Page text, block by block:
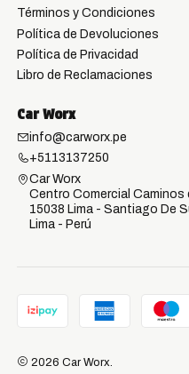
Términos y Condiciones
Política de Devoluciones
Política de Privacidad
Libro de Reclamaciones
Car Worx
info@carworx.pe
+5113137250
Car Worx
Centro Comercial Caminos
15038 Lima - Santiago De
Lima - Perú
2026 Car Worx.